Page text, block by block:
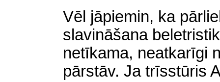
Vēl jāpiemin, ka
slavināšana
netīkama, neatkarīgi
pārstāv. Ja trīsstūris